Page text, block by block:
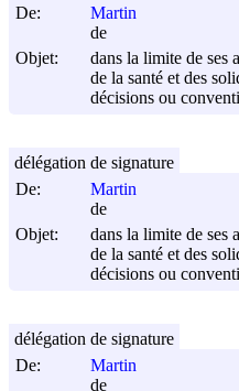
De:
Martin
de
Objet:
dans la limite de ses
de la santé et des
décisions ou
De:
Martin
de
Objet:
dans la limite de ses
de la santé et des
décisions ou
délégation de signature
De:
Martin
de
délégation de signature